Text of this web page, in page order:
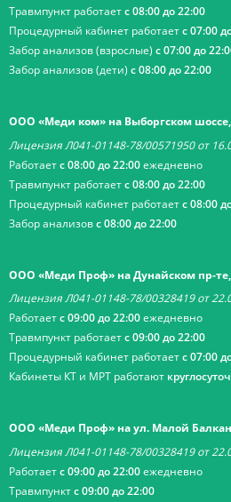
Травмпункт работаетс 08:00 до 22:00
Процедурный кабинет работаетс 07:00
Забор анализов (взрослые) с 07:00 до
Забор анализов (дети) с 08:00 до 22:00
ООО «Меди ком» на Выборгском шоссе,
Лицензия Л041-01148-78/00571950 от
Работаетс 08:00 до 22:00ежедневно
Травмпункт работаетс 08:00 до 22:00
Процедурный кабинет работаетс 08:00
Забор анализовс 08:00 до 22:00
ООО «Меди Проф» на Дунайском пр-те,
Лицензия Л041-01148-78/00328419 от
Работаетс 09:00 до 22:00ежедневно
Травмпункт работаетс 09:00 до 22:00
Процедурный кабинет работаетс 07:00
Кабинеты КТ и МРТ работают
ООО «Меди Проф» на ул. Малой
Лицензия Л041-01148-78/00328419 от
Работаетс 09:00 до 22:00ежедневно
Травмпунктс 09:00 до 22:00